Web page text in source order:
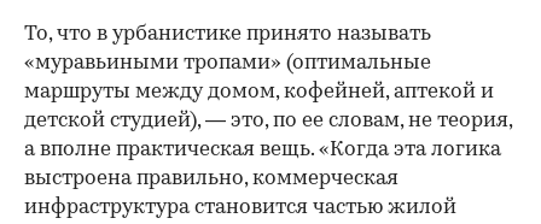
То, что в урбанистике принято называть
«муравьиными тропами» (оптимальные
маршруты между домом, кофейней, аптекой и
детской студией), — это, по ее словам, не теория,
а вполне практическая вещь. «Когда эта логика
выстроена правильно, коммерческая
инфраструктура становится частью жилой